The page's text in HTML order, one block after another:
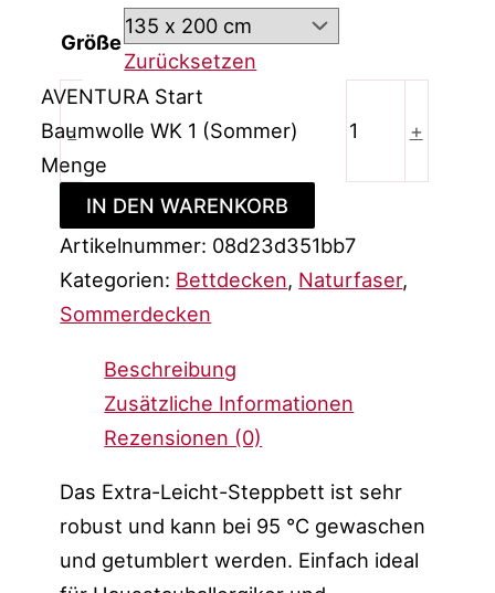
Größe
Zurücksetzen
-
AVENTURA Start
Baumwolle WK 1 (Sommer)
Menge
+
IN DEN WARENKORB
Artikelnummer: 08d23d351bb7
Kategorien: Bettdecken, Naturfaser,
Sommerdecken
Beschreibung
Zusätzliche Informationen
Rezensionen (0)
Das Extra-Leicht-Steppbett ist sehr
robust und kann bei 95 °C gewaschen
und getumblert werden. Einfach ideal